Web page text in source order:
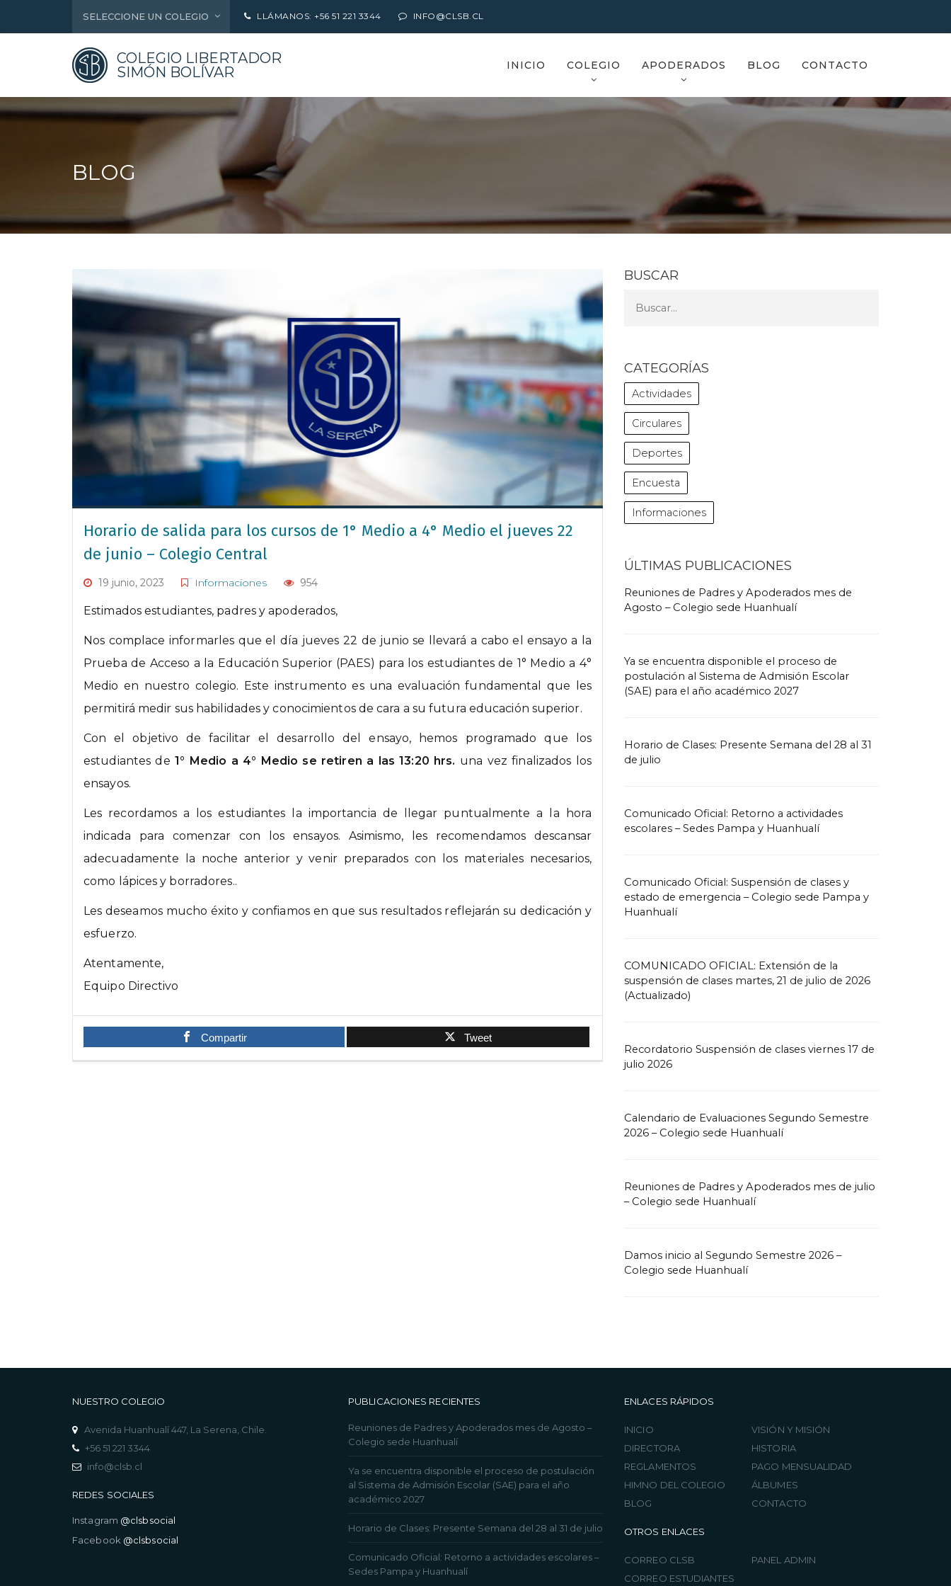
SELECCIONE UN COLEGIO LLÁMANOS: +56 51 221 3344 INFO@CLSB.CL
COLEGIO LIBERTADOR
SIMÓN BOLÍVAR
INICIO COLEGIO APODERADOS BLOG CONTACTO
BLOG
Horario de salida para los cursos de 1° Medio a 4° Medio el jueves 22
de junio – Colegio Central
19 junio, 2023 Informaciones 954
Estimados estudiantes, padres y apoderados,
Nos complace informarles que el día jueves 22 de junio se llevará a cabo el ensayo a la
Prueba de Acceso a la Educación Superior (PAES) para los estudiantes de 1° Medio a 4°
Medio en nuestro colegio. Este instrumento es una evaluación fundamental que les
permitirá medir sus habilidades y conocimientos de cara a su futura educación superior.
Con el objetivo de facilitar el desarrollo del ensayo, hemos programado que los
estudiantes de1° Medio a 4° Medio se retiren a las 13:20 hrs. una vez finalizados los
ensayos.
Les recordamos a los estudiantes la importancia de llegar puntualmente a la hora
indicada para comenzar con los ensayos. Asimismo, les recomendamos descansar
adecuadamente la noche anterior y venir preparados con los materiales necesarios,
como lápices y borradores..
Les deseamos mucho éxito y confiamos en que sus resultados reflejarán su dedicación y
esfuerzo.
Atentamente,
Equipo Directivo
Compartir Tweet
BUSCAR
CATEGORÍAS
Actividades
Circulares
Deportes
Encuesta
Informaciones
ÚLTIMAS PUBLICACIONES
Reuniones de Padres y Apoderados mes de
Agosto – Colegio sede Huanhualí
Ya se encuentra disponible el proceso de
postulación al Sistema de Admisión Escolar
(SAE) para el año académico 2027
Horario de Clases: Presente Semana del 28 al 31
de julio
Comunicado Oficial: Retorno a actividades
escolares – Sedes Pampa y Huanhualí
Comunicado Oficial: Suspensión de clases y
estado de emergencia – Colegio sede Pampa y
Huanhualí
COMUNICADO OFICIAL: Extensión de la
suspensión de clases martes, 21 de julio de 2026
(Actualizado)
Recordatorio Suspensión de clases viernes 17 de
julio 2026
Calendario de Evaluaciones Segundo Semestre
2026 – Colegio sede Huanhualí
Reuniones de Padres y Apoderados mes de julio
– Colegio sede Huanhualí
Damos inicio al Segundo Semestre 2026 –
Colegio sede Huanhualí
NUESTRO COLEGIO
Avenida Huanhualí 447, La Serena, Chile.
+56 51 221 3344
info@clsb.cl
REDES SOCIALES
Instagram @clsbsocial
Facebook @clsbsocial
PUBLICACIONES RECIENTES
Reuniones de Padres y Apoderados mes de Agosto –
Colegio sede Huanhualí
Ya se encuentra disponible el proceso de postulación
al Sistema de Admisión Escolar (SAE) para el año
académico 2027
Horario de Clases: Presente Semana del 28 al 31 de julio
Comunicado Oficial: Retorno a actividades escolares –
Sedes Pampa y Huanhualí
ENLACES RÁPIDOS
INICIO
VISIÓN Y MISIÓN
DIRECTORA
HISTORIA
REGLAMENTOS
PAGO MENSUALIDAD
HIMNO DEL COLEGIO
ÁLBUMES
BLOG
CONTACTO
OTROS ENLACES
CORREO CLSB
PANEL ADMIN
CORREO ESTUDIANTES